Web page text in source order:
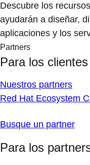
Descubre los
ayudarán a diseñar,
aplicaciones y los
Partners
Para los clientes
Nuestros partners
Red Hat Ecosystem
Busque un partner
Para los